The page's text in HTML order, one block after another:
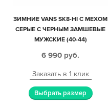
ЗИМНИЕ VANS SK8-HI С МЕХОМ
СЕРЫЕ С ЧЕРНЫМ ЗАМШЕВЫЕ
МУЖСКИЕ (40-44)
6 990 руб.
Заказать в 1 клик
Выбрать размер